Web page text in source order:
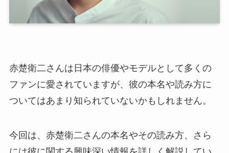
赤楚衛二さんは日本の俳優やモデルとして多くの
ファンに愛されていますが、彼の本名や読み方に
ついてはあまり知られていないかもしれません。
今回は、赤楚衛二さんの本名やその読み方、さら